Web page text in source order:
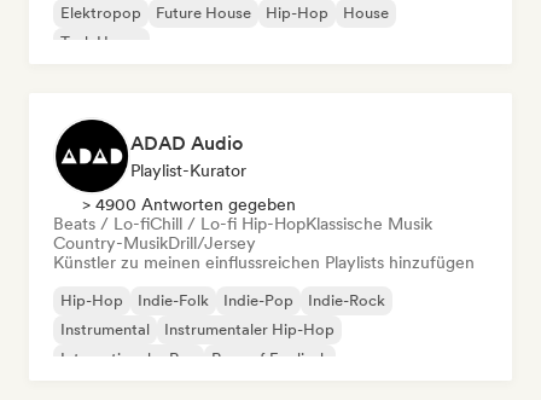
Elektropop
Future House Hip-Hop
House
Tech House
ADAD Audio
Playlist-Kurator
> 4900 Antworten gegeben
Beats / Lo-fiChill / Lo-fi Hip-HopKlassische Musik
Country-MusikDrill/Jersey
Künstler zu meinen einflussreichen Playlists hinzufügen
Hip-Hop Indie-Folk Indie-Pop
Indie-Rock
Instrumental
Instrumentaler Hip-Hop
Internationaler Rap
Rap auf Englisch